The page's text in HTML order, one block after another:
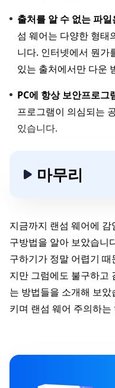
출처를 알 수 없는 파
섬 웨어는 다양한 형태
니다. 인터넷에서 뭔가
있는 출처에서만 다운
PC에 항상 보안프로
프로그램이 의심되는
있습니다.
마무리
지금까지 랜섬 웨어에
구방법을 알아 보았습니
구하기가 정말 어렵기
지만 그럼에도 불구하고
는 방법들을 소개해 보
키며 랜섬 웨어 주의하